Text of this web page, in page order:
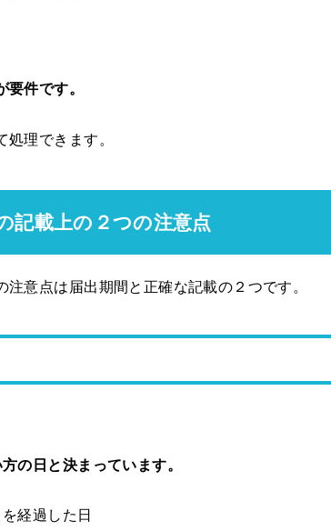
件です。
理できます。
記載上の２つの注意点
意点は届出期間と正確な記載の２つです。
の日と決まっています。
経過した日